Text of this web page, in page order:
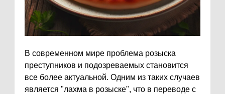
В современном мире проблема розыска
преступников и подозреваемых становится
все более актуальной. Одним из таких случаев
является "лахма в розыске", что в переводе с